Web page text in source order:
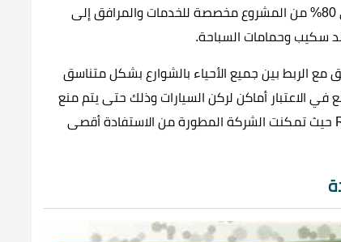
الإجمالية للمشروع أما معظم المساحة والتي تقدر بحوالي 80% من المشروع مخصصة للخدمات والمرافق إلى
سكيب وحمامات السباحة.
الربط بين جميع الأحياء بالشوارع بشكل متناسق
أماكن لركن السيارات وذلك حتى يتم منع
التكدس السيارات أو حدوث تزاحم داخل Rivers New Zayed حيث تمكنت الشركة المطورة من الاستفادة أقصى